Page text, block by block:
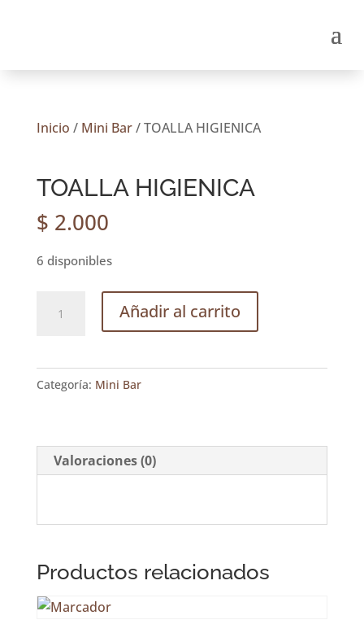
Inicio / Mini Bar/ TOALLA HIGIENICA
TOALLA HIGIENICA
$ 2.000
6 disponibles
HIGIENICA
Añadir al carrito
Categoría: Mini Bar
Valoraciones (0)
Productos relacionados